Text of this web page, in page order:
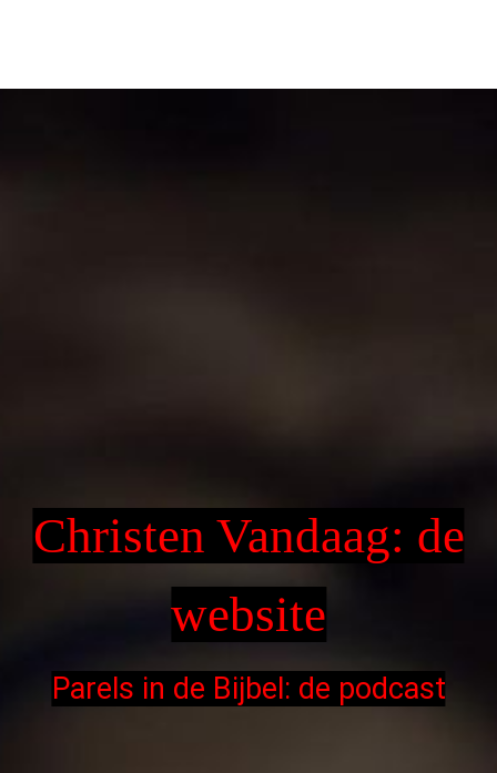
Christen Vandaag: de
website
Parels in de Bijbel: de podcast